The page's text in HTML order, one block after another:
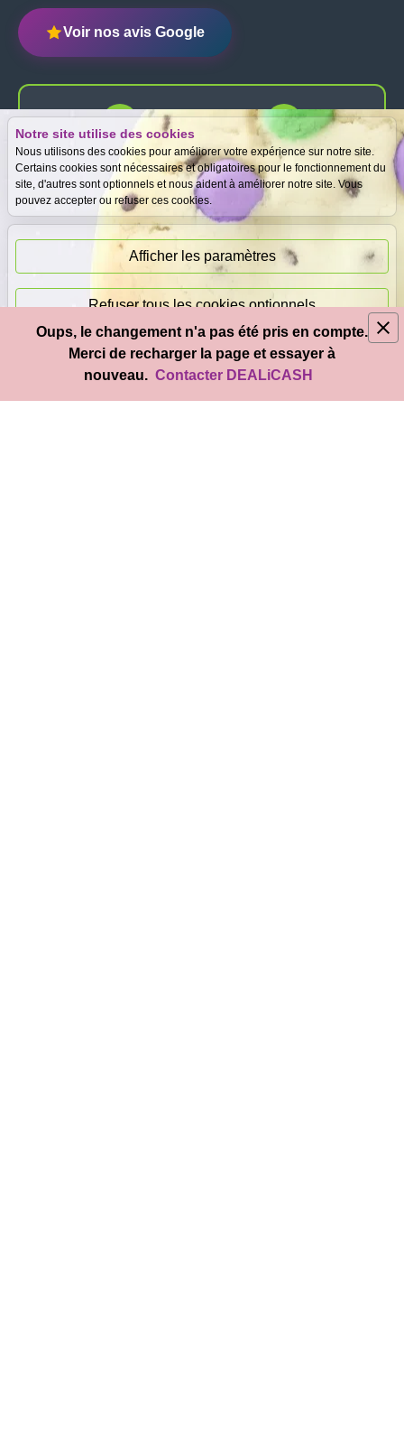
Notre site utilise des cookies
Nous utilisons des cookies pour améliorer votre expérience sur notre site.
Certains cookies sont nécessaires et obligatoires pour le fonctionnement du
site, d'autres sont optionnels et nous aident à améliorer notre site. Vous
pouvez accepter ou refuser ces cookies.
Afficher les paramètres
Refuser tous les cookies optionnels
Accepter tous les cookies
Voir nos avis Google
Expertise
gratuite
Meilleurs prix
garantis
Paiement
immédiat
© 2026 DEALiCASH- Tous droits réservés
Oups, le changement n'a pas été pris en compte.
Merci de recharger la page et essayer à
nouveau. Contacter DEALiCASH